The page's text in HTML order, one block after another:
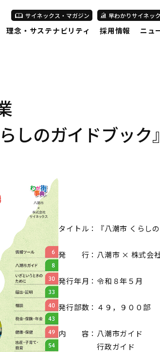
サイネックス・マガジン 早わかりサイネッ
理念・サステナビリティ 採用情報 ニュ
しのガイドブック
タイトル：『八潮市 くらし
発 行：八潮市 × 株式会社
発行年月：令和８年５月
発行部数：４９，９００部
内 容：八潮市ガイド
行政ガイド